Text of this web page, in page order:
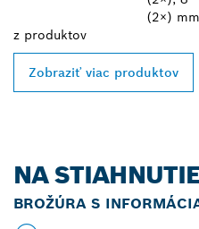
(2×)
z produktov
Zobraziť viac produktov
NA
BROŽÚRA S